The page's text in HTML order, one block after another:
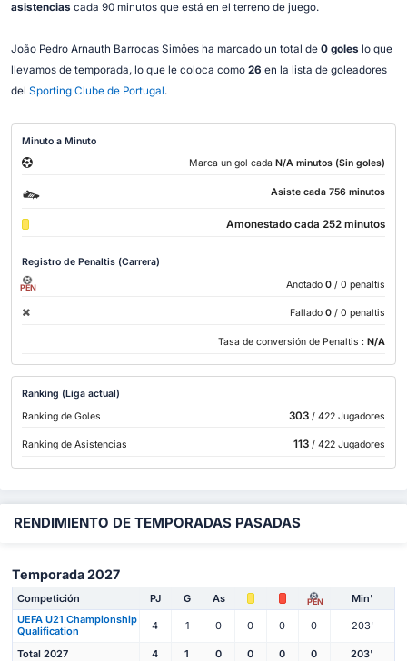
asistencias cada 90 minutos que está en el terreno de juego.
João Pedro Arnauth Barrocas Simões ha marcado un total de 0 goles lo que
llevamos de temporada, lo que le coloca como 26 en la lista de goleadores
del Sporting Clube de Portugal.
Minuto a Minuto
Marca un gol cada N/A minutos (Sin goles)
Asiste cada 756 minutos
Amonestado cada 252 minutos
Registro de Penaltis (Carrera)
PEN Anotado 0 / 0 penaltis
Fallado 0 / 0 penaltis
Tasa de conversión de Penaltis : N/A
Ranking (Liga actual)
Ranking de Goles
303/ 422 Jugadores
Ranking de Asistencias 113/ 422 Jugadores
RENDIMIENTO DE TEMPORADAS PASADAS
Temporada 2027
Competición PJ G As PEN
Min'
UEFA U21 Championship
Qualification
4 1 0 0 0 0 203'
Total 2027 4 1 0 0 0 0 203'